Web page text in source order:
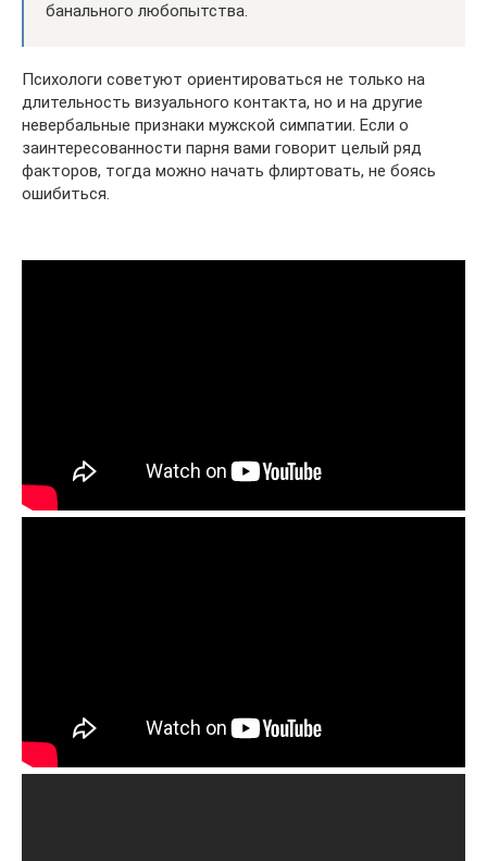
банального любопытства.
Психологи советуют ориентироваться не только на
длительность визуального контакта, но и на другие
невербальные признаки мужской симпатии. Если о
заинтересованности парня вами говорит целый ряд
факторов, тогда можно начать флиртовать, не боясь
ошибиться.